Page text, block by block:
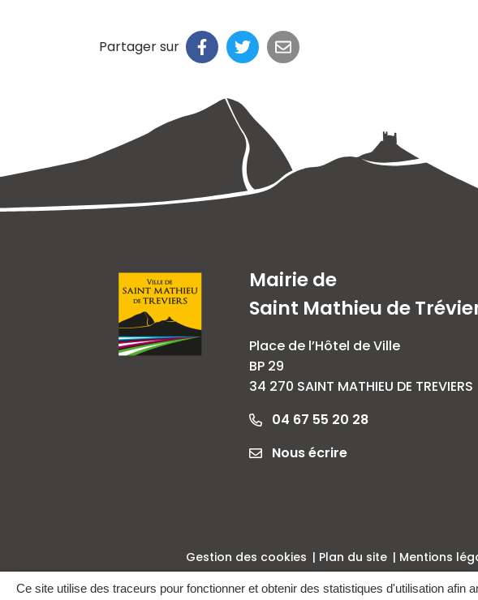
Ce site utilise des traceurs pour fonctionner et obtenir des statistiques d'utilisation afin
Partager sur
Mairie de
Saint Mathieu de
Place de l’Hôtel de Ville
BP 29
34 270 SAINT MATHIEU DE TREVIERS
04 67 55 20 28
Nous écrire
Gestion des cookies Plan du site Mentions